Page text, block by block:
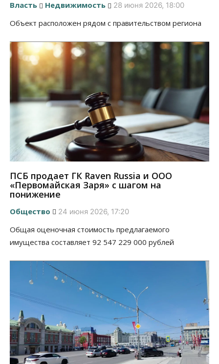
Власть Недвижимость 28 июня 2026, 18:00
Объект расположен рядом с правительством региона
ПСБ продает ГК Raven Russia и ООО
«Первомайская Заря» с шагом на
понижение
Общество 24 июня 2026, 17:20
Общая оценочная стоимость предлагаемого
имущества составляет 92 547 229 000 рублей